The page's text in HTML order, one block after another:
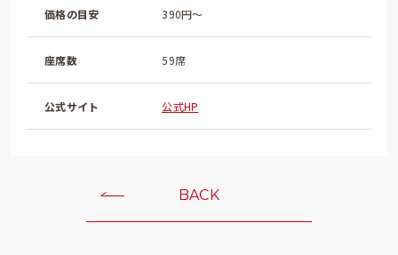
価格の目安 390円～
座席数 59席
公式サイト 公式HP
BACK